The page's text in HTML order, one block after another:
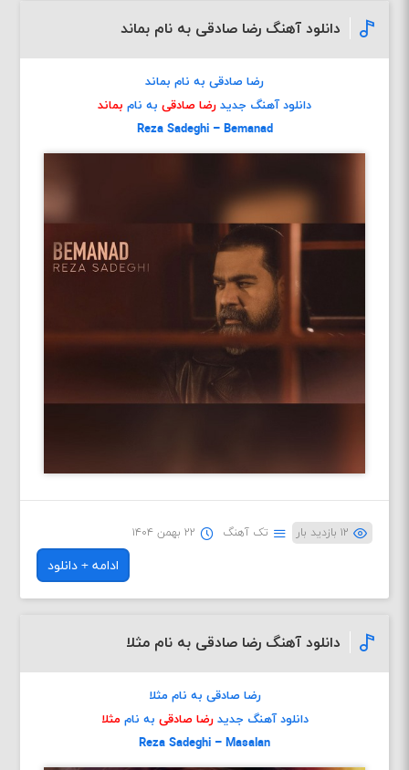
دانلود آهنگ رضا صادقی به نام بماند
رضا صادقی به نام بماند
دانلود آهنگ جدید رضا صادقی به نام بماند
Reza Sadeghi – Bemanad
۱۲ بازدید بار تک آهنگ ۲۲ بهمن ۱۴۰۴
ادامه + دانلود
دانلود آهنگ رضا صادقی به نام مثلا
رضا صادقی به نام مثلا
دانلود آهنگ جدید رضا صادقی به ناممثلا
Reza Sadeghi – Masalan